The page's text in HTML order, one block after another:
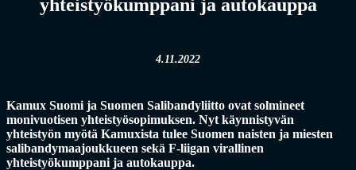
yhteistyökumppani ja autokauppa
4.11.2022
Kamux Suomi ja Suomen Salibandyliitto ovat solmineet
monivuotisen yhteistyösopimuksen. Nyt käynnistyvän
yhteistyön myötä Kamuxista tulee Suomen naisten ja miesten
salibandymaajoukkueen sekä F-liigan virallinen
yhteistyökumppani ja autokauppa.